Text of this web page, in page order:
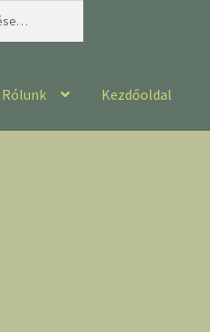
Rólunk Kezdőoldal